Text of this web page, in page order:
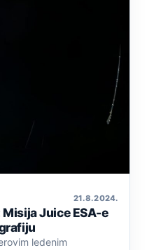
21. 8. 2024.
Juice ESA-e
ledenim